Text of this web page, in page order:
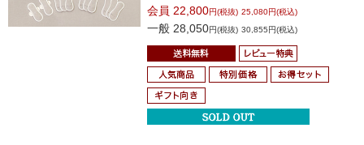
会員 22,800円(税抜) 25,080円(税込)
一般 28,050円(税抜) 30,855円(税込)